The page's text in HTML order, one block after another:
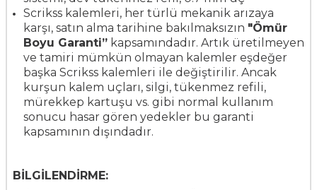
Scrikss kalemleri, her türlü mekanik arızaya
karşı, satın alma tarihine bakılmaksızın "Ömür
Boyu Garanti” kapsamındadır. Artık üretilmeyen
ve tamiri mümkün olmayan kalemler eşdeğer
başka Scrikss kalemleri ile değiştirilir. Ancak
kurşun kalem uçları, silgi, tükenmez refili,
mürekkep kartuşu vs. gibi normal kullanım
sonucu hasar gören yedekler bu garanti
kapsamının dışındadır.
BİLGİLENDİRME: